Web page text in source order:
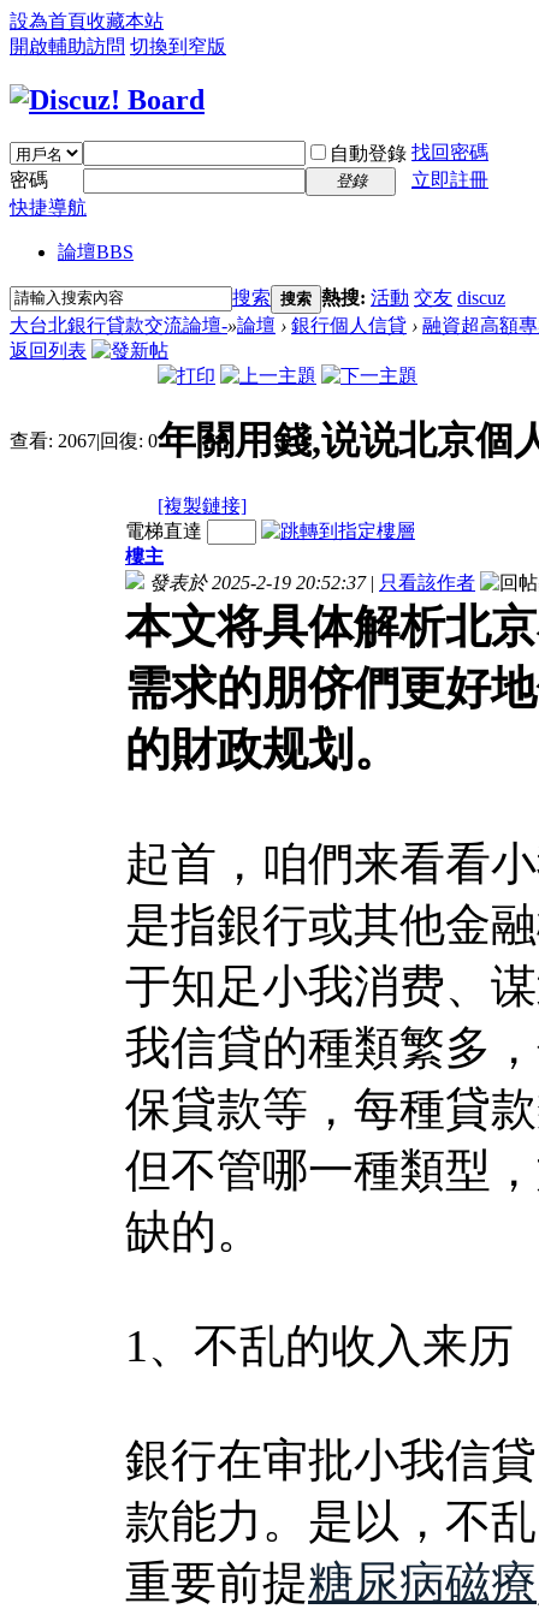
設為首頁收藏本站
開啟輔助訪問 切換到窄版
自動登錄 找回密碼
密碼
登錄
立即註冊
快捷導航
論壇BBS
搜索 搜索 熱搜: 活動 交友 discuz
大台北銀行貸款交流論壇-»論壇 › 銀行個人信貸 › 融資超高額
返回列表
查看: 2067|回復: 0年關用錢,说说北京個
[複製鏈接]
電梯直達
樓主
發表於 2025-2-19 20:52:37 | 只看該作者
本文将具体解析北
需求的朋侪們更好
的財政规划。
起首，咱們来看看
是指銀行或其他金
于知足小我消费、
我信貸的種類繁多
保貸款等，每種貸
但不管哪一種類型
缺的。
1、不乱的收入来历
銀行在审批小我信
款能力。是以，不
重要前提糖尿病磁療